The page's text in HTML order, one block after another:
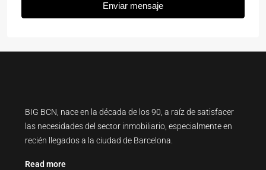
Enviar mensaje
BIG BCN, nace en la década de los 90, a raíz de satisfacer
las necesidades del sector inmobiliario, especialmente en
recién llegados a la ciudad de Barcelona.
Read more